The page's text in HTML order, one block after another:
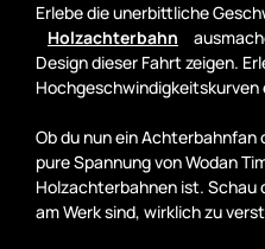
Erlebe die unerbittliche
Holzachterbahn
Design dieser Fahrt zeigen.
Hochgeschwindigkeitskurven
Ob du nun ein Achterbahnfan
pure Spannung von Wodan
Holzachterbahnen ist. Schau
am Werk sind, wirklich zu